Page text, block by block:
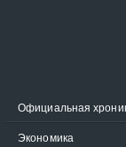
Официальная
Экономика